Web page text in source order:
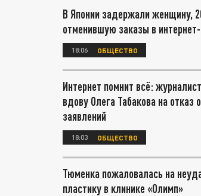
В Японии задержали женщину,
отменившую заказы в
18:06 ОБЩЕСТВО
Интернет помнит всё:
вдову Олега Табакова на отказ
заявлений
18:03 ОБЩЕСТВО
Тюменка пожаловалась на
пластику в клинике «Олимп»